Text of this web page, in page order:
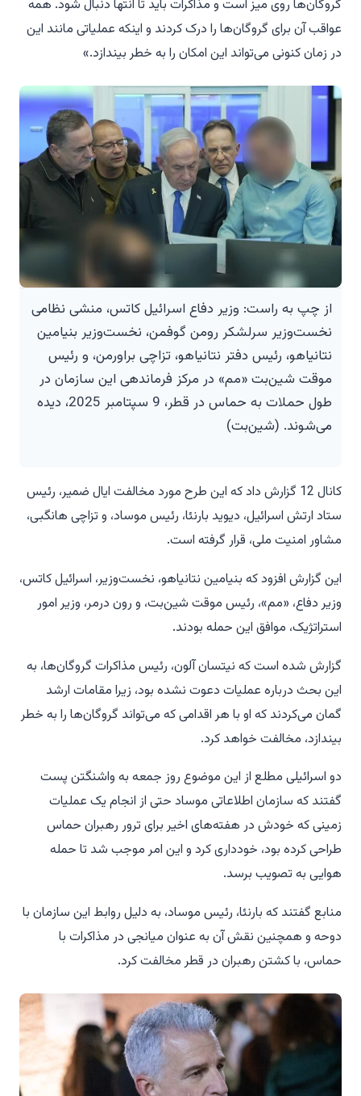
گروگان‌ها روی میز است و مذاکرات باید تا انتها دنبال شود. همه
عواقب آن برای گروگان‌ها را درک کردند و اینکه عملیاتی مانند این
در زمان کنونی می‌تواند این امکان را به خطر بیندازد.»
از چپ به راست: وزیر دفاع اسرائیل کاتس، منشی نظامی
نخست‌وزیر سرلشکر رومن گوفمن، نخست‌وزیر بنیامین
نتانیاهو، رئیس دفتر نتانیاهو، تزاچی براورمن، و رئیس
موقت شین‌بت «مم» در مرکز فرماندهی این سازمان در
طول حملات به حماس در قطر، 9 سپتامبر 2025، دیده
می‌شوند. (شین‌بت)
کانال 12 گزارش داد که این طرح مورد مخالفت ایال ضمیر، رئیس
ستاد ارتش اسرائیل، دیوید بارنئا، رئیس موساد، و تزاچی هانگبی،
مشاور امنیت ملی، قرار گرفته است.
این گزارش افزود که بنیامین نتانیاهو، نخست‌وزیر، اسرائیل کاتس،
وزیر دفاع، «مم»، رئیس موقت شین‌بت، و رون درمر، وزیر امور
استراتژیک، موافق این حمله بودند.
گزارش شده است که نیتسان آلون، رئیس مذاکرات گروگان‌ها، به
این بحث درباره عملیات دعوت نشده بود، زیرا مقامات ارشد
گمان می‌کردند که او با هر اقدامی که می‌تواند گروگان‌ها را به خطر
بیندازد، مخالفت خواهد کرد.
دو اسرائیلی مطلع از این موضوع روز جمعه به واشنگتن پست
گفتند که سازمان اطلاعاتی موساد حتی از انجام یک عملیات
زمینی که خودش در هفته‌های اخیر برای ترور رهبران حماس
طراحی کرده بود، خودداری کرد و این امر موجب شد تا حمله
هوایی به تصویب برسد.
منابع گفتند که بارنئا، رئیس موساد، به دلیل روابط این سازمان با
دوحه و همچنین نقش آن به عنوان میانجی در مذاکرات با
حماس، با کشتن رهبران در قطر مخالفت کرد.